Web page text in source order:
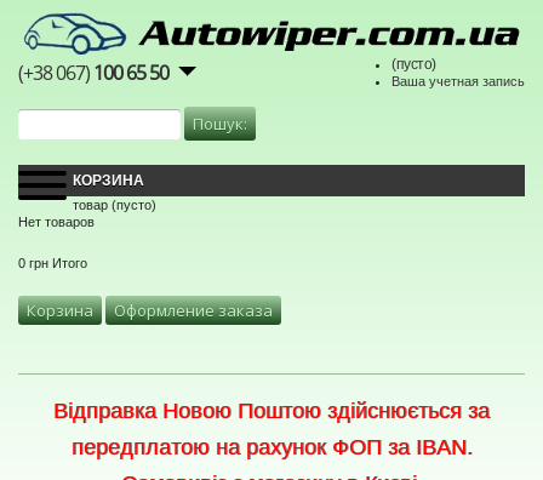
(+38 067)100 65 50 (пусто)
Ваша учетная запись
КОРЗИНА
товар (пусто)
Нет товаров
0 грн Итого
Корзина Оформление заказа
Відправка Новою Поштою здійснюється за
передплатою на рахунок ФОП за IBAN.